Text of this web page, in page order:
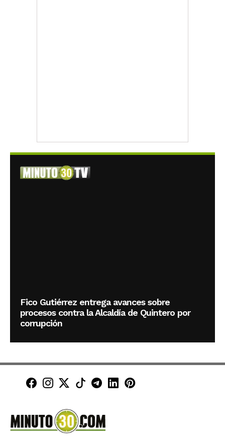
Fico Gutiérrez entrega avances sobre
procesos contra la Alcaldía de Quintero por
corrupción
Minuto30 en Facebook
Minuto30 en Instagram
Minuto30 en X (Twitter)
Minuto30 en TikTok
Canal de Minuto30 en
Minuto30 en LinkedIn
Minuto30 en